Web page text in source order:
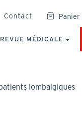
Contact Panier
REVUE MÉDICALE
lombalgiques